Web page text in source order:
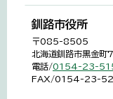
釧路市役所
〒085-8505
北海道釧路市黒金町
電話/0154-23-
FAX/0154-23-